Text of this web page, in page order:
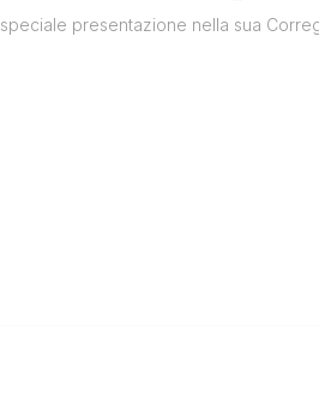
presentazione nella sua